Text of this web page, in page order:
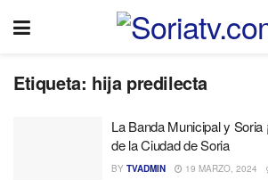
Etiqueta: hija predilecta
La Banda Municipal y Soria
de la Ciudad de Soria
BY TVADMIN 19 MARZO, 2024